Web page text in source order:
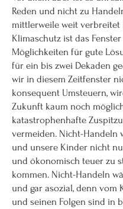
Reden und nicht zu
mittlerweile weit verbreitet
Klimaschutz ist das
Möglichkeiten für gute
für ein bis zwei Dekaden
wir in diesem Zeitfenster
konsequent Umsteuern,
Zukunft kaum noch
katastrophenhafte
vermeiden. Nicht-Handeln
und unsere Kinder nicht
und ökonomisch teuer zu
kommen. Nicht-Handeln
und gar asozial, denn vom
und seinen Folgen sind in